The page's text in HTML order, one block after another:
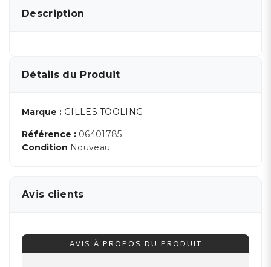
Description
Détails du Produit
Marque : GILLES TOOLING
Référence : 06401785
Condition Nouveau
Avis clients
AVIS À PROPOS DU PRODUIT